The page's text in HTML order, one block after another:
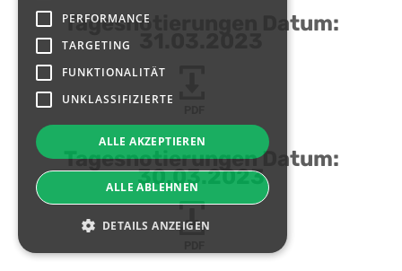
Tagesnotierungen Datum:
Tagesnotierungen Datum:
30.03.2023
PERFORMANCE
TARGETING
FUNKTIONALITÄT
UNKLASSIFIZIERTE
ALLE AKZEPTIEREN
ALLE ABLEHNEN
DETAILS ANZEIGEN